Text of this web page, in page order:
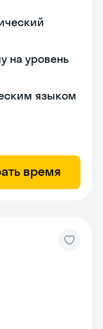
на уровень
языком
время